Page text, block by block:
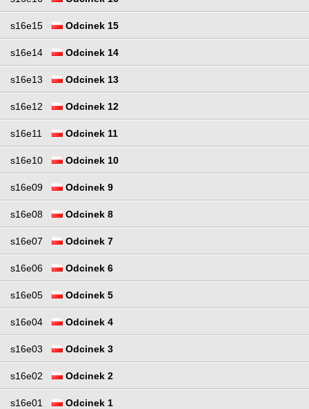
s16e15 Odcinek 15
s16e14 Odcinek 14
s16e13 Odcinek 13
s16e12 Odcinek 12
s16e11 Odcinek 11
s16e10 Odcinek 10
s16e09 Odcinek 9
s16e08 Odcinek 8
s16e07 Odcinek 7
s16e06 Odcinek 6
s16e05 Odcinek 5
s16e04 Odcinek 4
s16e03 Odcinek 3
s16e02 Odcinek 2
s16e01 Odcinek 1